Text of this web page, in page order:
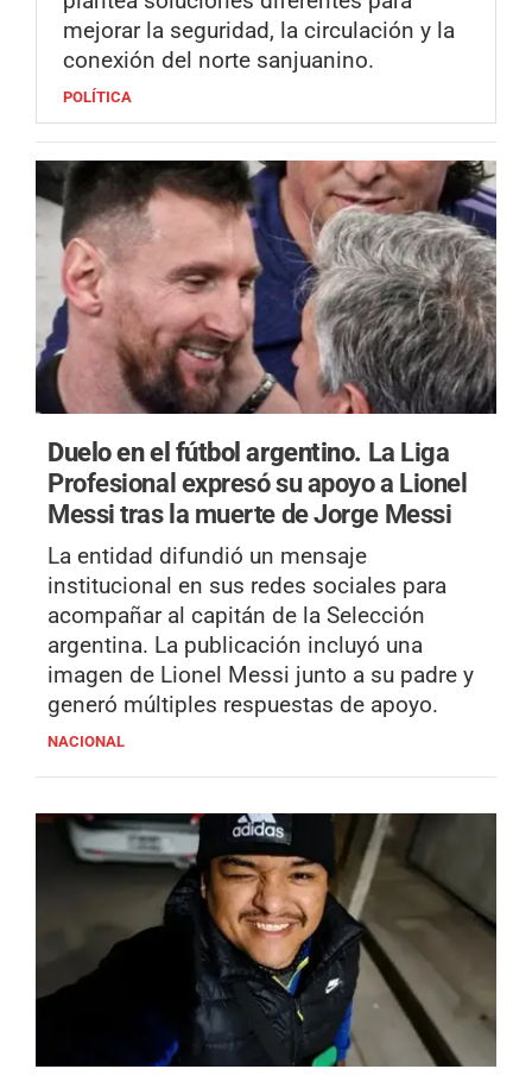
mejorar la seguridad, la circulación y la
conexión del norte sanjuanino.
POLÍTICA
Duelo en el fútbol argentino. La Liga
Profesional expresó su apoyo a Lionel
Messi tras la muerte de Jorge Messi
La entidad difundió un mensaje
institucional en sus redes sociales para
acompañar al capitán de la Selección
argentina. La publicación incluyó una
imagen de Lionel Messi junto a su padre y
generó múltiples respuestas de apoyo.
NACIONAL